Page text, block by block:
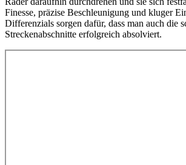
Finesse, präzise Beschleunigung und kluger
Differenzials sorgen dafür, dass man auch die
Streckenabschnitte erfolgreich absolviert.